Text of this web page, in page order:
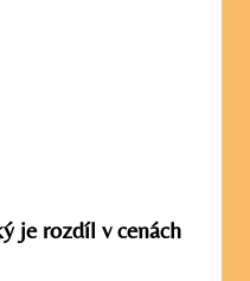
je rozdíl v cenách